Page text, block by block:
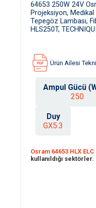
64653 250W 24V
Projeksiyon,
Tepegöz Lambası,
HLS250T,
Ürün Ailesi
Ampul Gücü
250
Duy
GX5.3
Osram 64653 HLX ELC
kullanıldığı sektörler.